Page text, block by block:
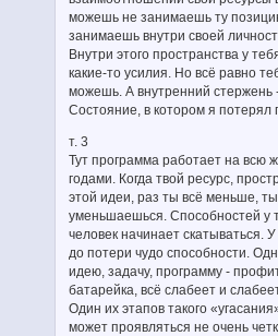
можешь не занимаешь ту
занимаешь внутри своей
Внутри этого пространства у
какие-то усилия. Но всё равно
можешь. А внутренний стержень
Состояние, в котором я потерял
т. 3
Тут программа работает на всю
годами. Когда твой ресурс,
этой идеи, раз ты всё меньше,
уменьшаешься. Способностей у
человек начинает скатываться.
до потери чудо способности.
идею, задачу, программу -
батарейка, всё слабеет и
Один их этапов такого
может проявляться не очень